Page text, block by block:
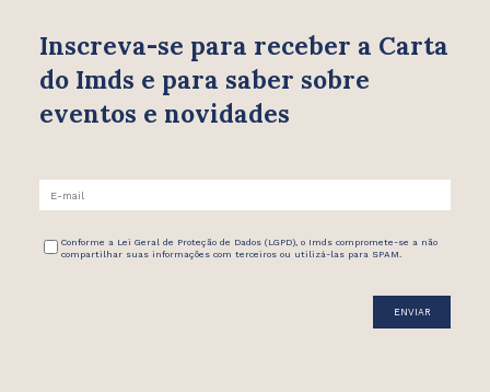
Inscreva-se para receber a Carta
do Imds e para saber sobre
eventos e novidades
Conforme a Lei Geral de Proteção de Dados (LGPD), o Imds compromete-se a não
compartilhar suas informações com terceiros ou utilizá-las para SPAM.